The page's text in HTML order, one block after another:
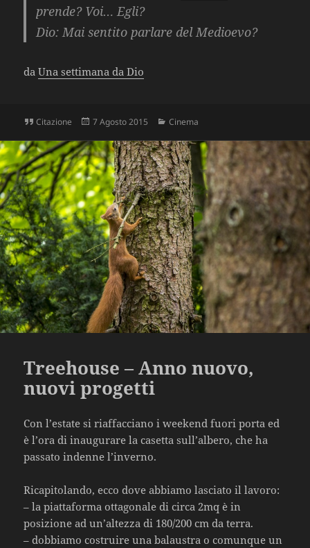
prende? Voi… Egli?
Dio: Mai sentito parlare del Medioevo?
daUna settimana da Dio
Formato
Citazione
Scritto
7 Agosto 2015 Categorie
Cinema
Treehouse – Anno nuovo,
nuovi progetti
Con l’estate si riaffacciano i weekend fuori porta ed
è l’ora di inaugurare la casetta sull’albero, che ha
passato indenne l’inverno.
Ricapitolando, ecco dove abbiamo lasciato il lavoro:
– la piattaforma ottagonale di circa 2mq è in
posizione ad un’altezza di 180/200 cm da terra.
– dobbiamo costruire una balaustra o comunque un